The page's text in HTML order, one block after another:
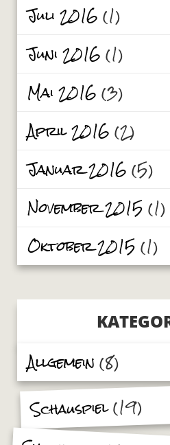
Juli 2016(1)
Juni 2016(1)
Mai 2016(3)
April 2016(2)
Januar 2016(5)
November 2015(1)
Oktober 2015(1)
Allgemein(8)
Schauspiel(19)